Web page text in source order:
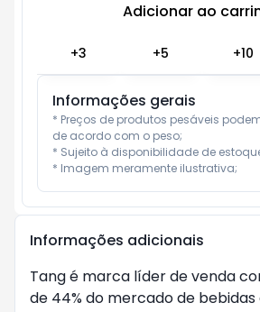
Adicionar ao
+3 +5 +10
Informações gerais
* Preços de produtos pesáveis
de acordo com o peso;
* Sujeito à disponibilidade de
* Imagem meramente ilustrativa;
Informações adicionais
Tang é marca líder de venda
de 44% do mercado de bebidas